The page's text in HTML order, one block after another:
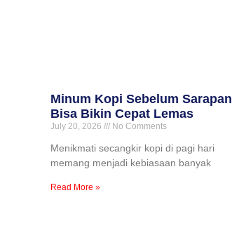
Minum Kopi Sebelum Sarapan
Bisa Bikin Cepat Lemas
July 20, 2026 No Comments
Menikmati secangkir kopi di pagi hari
memang menjadi kebiasaan banyak
Read More »